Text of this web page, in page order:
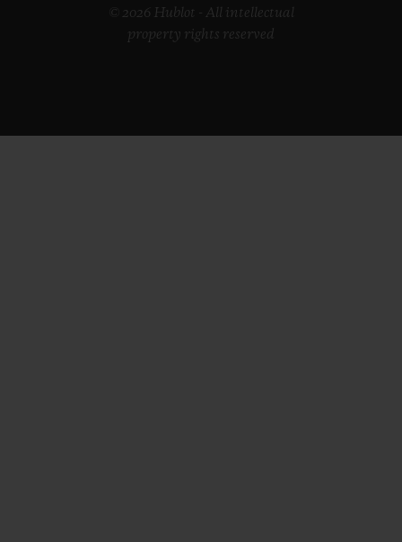
© 2026 Hublot - All intellectual
property rights reserved